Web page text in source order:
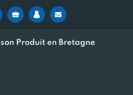
Produit en Bretagne